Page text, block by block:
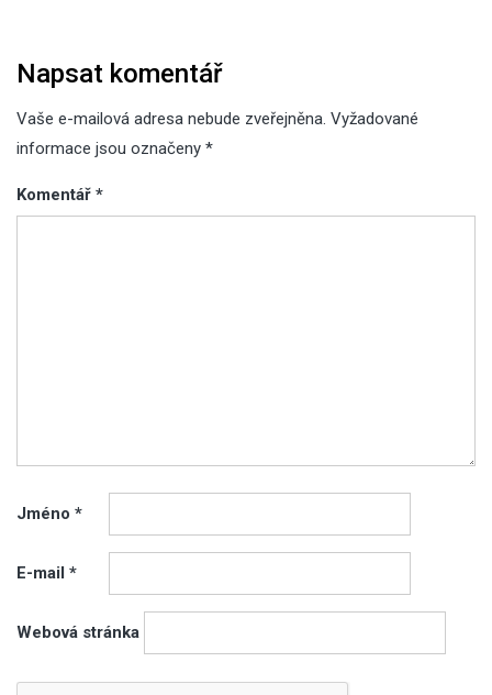
Napsat komentář
Vaše e-mailová adresa nebude zveřejněna. Vyžadované
informace jsou označeny *
Komentář *
Jméno *
E-mail *
Webová stránka